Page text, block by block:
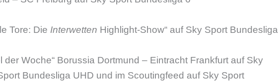
Tore: Die Interwetten Highlight-Show“ auf Sky Sport Bundesliga
der Woche“ Borussia Dortmund – Eintracht Frankfurt auf Sky
Bundesliga UHD und im Scoutingfeed auf Sky Sport